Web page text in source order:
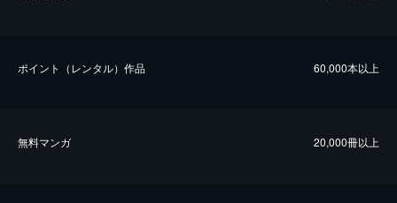
ポイント（レンタル）作品 60,000本以上
無料マンガ 20,000冊以上